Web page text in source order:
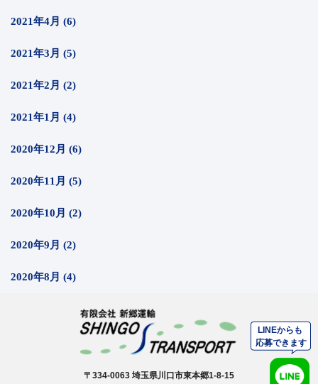
2021年4月 (6)
2021年3月 (5)
2021年2月 (2)
2021年1月 (4)
2020年12月 (6)
2020年11月 (5)
2020年10月 (2)
2020年9月 (2)
2020年8月 (4)
〒334-0063 埼玉県川口市東本郷1-8-15